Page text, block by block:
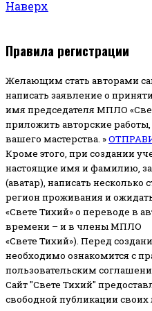
Наверх
Правила регистрации
Желающим стать авторами
написать заявление о
имя председателя МПЛО
приложить авторские
вашего мастерства. »
Кроме этого, при создании
настоящие имя и фамилию,
(аватар), написать несколько
регион проживания и
«Свете Тихий» о переводе в
времени – и в члены МПЛО
«Свете Тихий»). Перед
необходимо ознакомится с
пользовательским
Сайт "Свете Тихий"
свободной публикации